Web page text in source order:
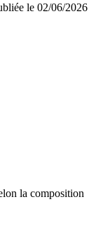
le 02/06/2026
la composition